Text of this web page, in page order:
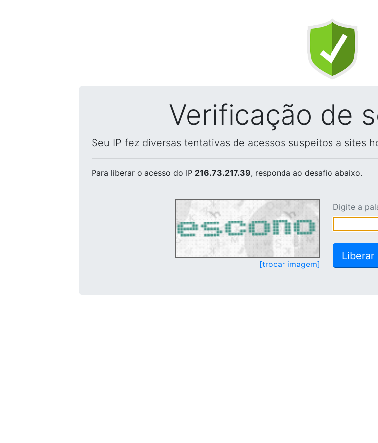
Verificação de
Seu IP fez diversas tentativas de acessos suspeitos a sites
Para liberar o acesso do IP 216.73.217.39, responda ao desafio abaixo.
[trocar imagem]
Digite a